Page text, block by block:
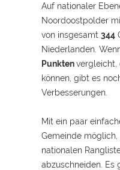
Auf nationaler
Noordoostpolder
von insgesamt 344
Niederlanden.
Punktenvergleicht,
können, gibt es
Verbesserungen.
Mit ein paar
Gemeinde
nationalen
abzuschneiden. Es